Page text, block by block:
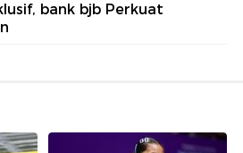
bank bjb Perkuat